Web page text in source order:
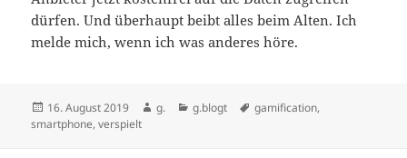
dürfen. Und überhaupt beibt alles beim Alten. Ich
melde mich, wenn ich was anderes höre.
Veröffentlicht
am
16. August 2019 Autor
g. Kategorien
g.blogt Schlagwörter
gamification,
smartphone,verspielt